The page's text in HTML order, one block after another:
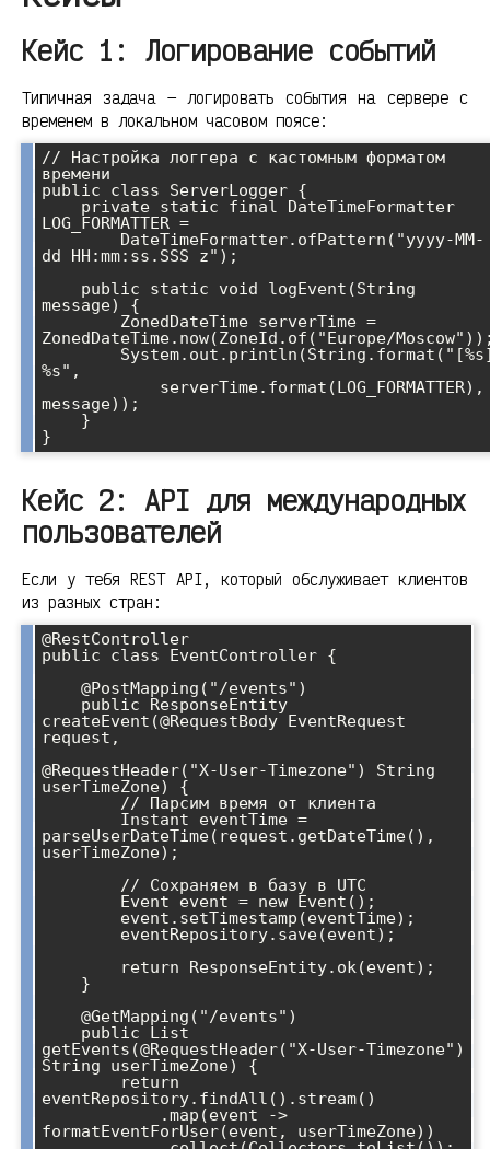
Кейс 1: Логирование событий
Типичная задача — логировать события на сервере с
временем в локальном часовом поясе:
// Настройка логгера с кастомным форматом
времени
public class ServerLogger {
LOG_FORMATTER =
        DateTimeFormatter.ofPattern("yyyy-MM-
dd HH:mm:ss.SSS z");
message) {
ZonedDateTime.now(ZoneId.of("Europe/
%s",
message));
Кейс 2: API для международных
пользователей
Если у тебя REST API, который обслуживает клиентов
из разных стран:
@RestController
public class EventController {
    public ResponseEntity
createEvent(@RequestBody EventRequest
request,
@RequestHeader("X-User-Timezone") String
userTimeZone) {
parseUserDateTime(request.getDateTime(),
userTimeZone);
    public List
getEvents(@RequestHeader("X-User-Timezone")
String userTimeZone) {
eventRepository.findAll().stream()
formatEventForUser(event, userTimeZone))